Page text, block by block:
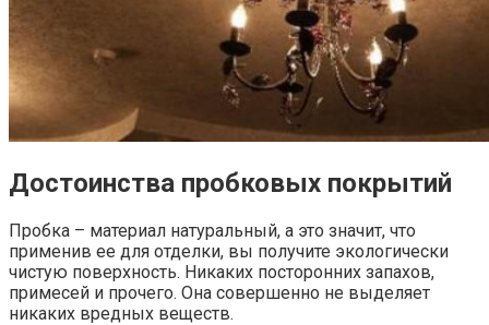
Достоинства пробковых покрытий
Пробка – материал натуральный, а это значит, что
применив ее для отделки, вы получите экологически
чистую поверхность. Никаких посторонних запахов,
примесей и прочего. Она совершенно не выделяет
никаких вредных веществ.